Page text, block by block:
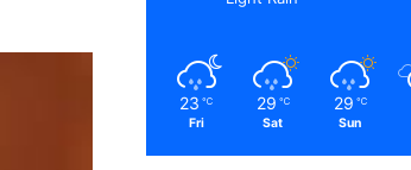
23 ℃
Fri
29 ℃
Sat
29 ℃
Sun